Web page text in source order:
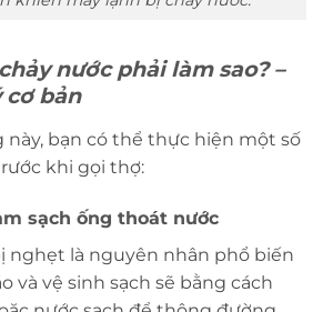
nước phải làm sao? –
cơ bản
này, bạn có thể thực hiện một số
khi gọi thợ:
sạch ống thoát nước
nghẹt là nguyên nhân phổ biến
và vệ sinh sạch sẽ bằng cách